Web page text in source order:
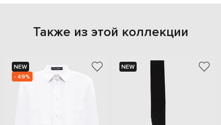
Также из этой коллекции
NEW
- 49%
NEW